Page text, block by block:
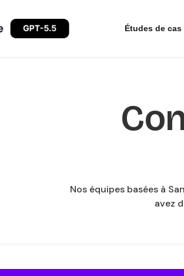
Études de cas
Nos équipes basées à
avez